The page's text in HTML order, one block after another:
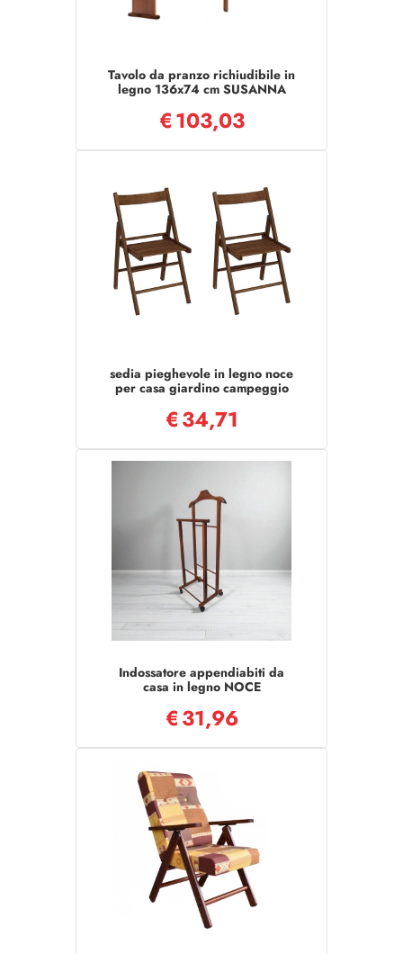
Tavolo da pranzo richiudibile in
legno 136x74 cm SUSANNA
€103,03
sedia pieghevole in legno noce
per casa giardino campeggio
€34,71
Indossatore appendiabiti da
casa in legno NOCE
€31,96